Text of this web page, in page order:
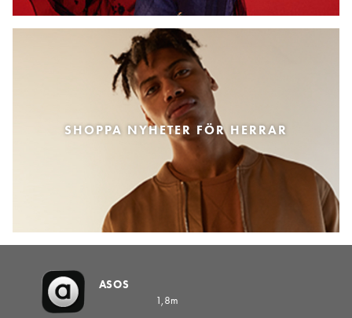
SHOPPA NYHETER FÖR HERRAR
ASOS
1,8m